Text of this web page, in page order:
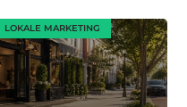
LOKALE MARKETING